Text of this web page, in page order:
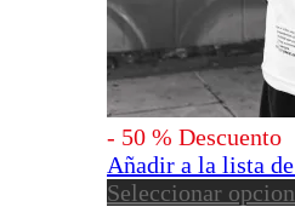
- 50 % Descuento
Añadir a la lista de
Seleccionar